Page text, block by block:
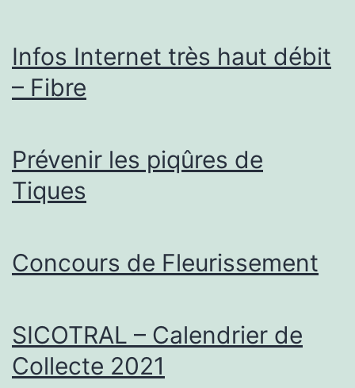
Infos Internet très haut débit
– Fibre
Prévenir les piqûres de
Tiques
Concours de Fleurissement
SICOTRAL – Calendrier de
Collecte 2021